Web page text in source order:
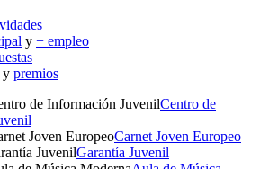
y + empleo
y premios
Centro de
Carnet Joven Europeo
Garantía Juvenil